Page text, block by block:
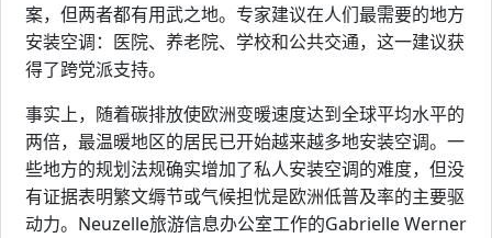
案，但两者都有用武之地。专家建议在人们最需要的地方
安装空调：医院、养老院、学校和公共交通，这一建议获
得了跨党派支持。
事实上，随着碳排放使欧洲变暖速度达到全球平均水平的
两倍，最温暖地区的居民已开始越来越多地安装空调。一
些地方的规划法规确实增加了私人安装空调的难度，但没
有证据表明繁文缛节或气候担忧是欧洲低普及率的主要驱
动力。Neuzelle旅游信息办公室工作的Gabrielle Werner